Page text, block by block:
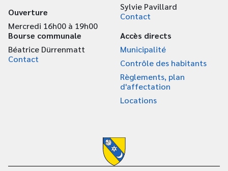
Ouverture
Mercredi 16h00 à 19h00
Sylvie Pavillard
Contact
Bourse communale
Béatrice Dürrenmatt
Contact
Accès directs
Municipalité
Contrôle des habitants
Règlements, plan
d'affectation
Locations